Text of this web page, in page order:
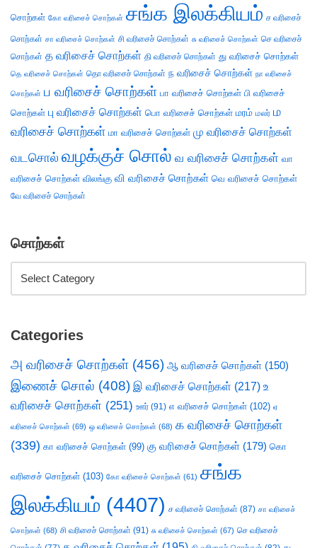
சொற்கள் கோ வரிசைச் சொற்கள் சங்க இலக்கியம் ச வரிசைச்
சொற்கள் சா வரிசைச் சொற்கள் சி வரிசைச் சொற்கள் சு வரிசைச் சொற்கள் செ வரிசைச்
சொற்கள் த வரிசைச் சொற்கள் தி வரிசைச் சொற்கள் து வரிசைச் சொற்கள்
தெ வரிசைச் சொற்கள் தொ வரிசைச் சொற்கள் ந வரிசைச் சொற்கள் நா வரிசைச்
சொற்கள் ப வரிசைச் சொற்கள் பா வரிசைச் சொற்கள் பி வரிசைச்
சொற்கள் பு வரிசைச் சொற்கள் பொ வரிசைச் சொற்கள் மரம் மலர் ம
வரிசைச் சொற்கள் மா வரிசைச் சொற்கள் மு வரிசைச் சொற்கள்
வடசொல் வழக்குச் சொல் வ வரிசைச் சொற்கள் வா
வரிசைச் சொற்கள் விலங்கு வி வரிசைச் சொற்கள் வெ வரிசைச் சொற்கள்
வே வரிசைச் சொற்கள்
சொற்கள்
Categories
அ வரிசைச் சொற்கள் (456) ஆ வரிசைச் சொற்கள் (150)
இணைச் சொல் (408) இ வரிசைச் சொற்கள் (217) உ
வரிசைச் சொற்கள் (251) ஊர் (91) எ வரிசைச் சொற்கள் (102) ஏ
வரிசைச் சொற்கள் (69) ஒ வரிசைச் சொற்கள் (68) க வரிசைச் சொற்கள்
(339) கா வரிசைச் சொற்கள் (99) கு வரிசைச் சொற்கள் (179) கொ
வரிசைச் சொற்கள் (103) கோ வரிசைச் சொற்கள் (61) சங்க
இலக்கியம் (4407) ச வரிசைச் சொற்கள் (87) சா வரிசைச்
சொற்கள் (68) சி வரிசைச் சொற்கள் (91) சு வரிசைச் சொற்கள் (67) செ வரிசைச்